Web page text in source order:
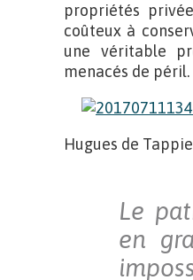
propriétés
coûteux à
une véritable
menacés de péril.
Hugues de
Le
en